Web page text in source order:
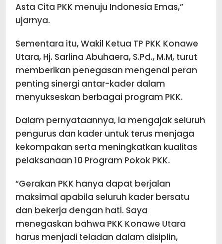
Asta Cita PKK menuju Indonesia Emas,”
ujarnya.
Sementara itu, Wakil Ketua TP PKK Konawe
Utara, Hj. Sarlina Abuhaera, S.Pd., M.M, turut
memberikan penegasan mengenai peran
penting sinergi antar-kader dalam
menyukseskan berbagai program PKK.
Dalam pernyataannya, ia mengajak seluruh
pengurus dan kader untuk terus menjaga
kekompakan serta meningkatkan kualitas
pelaksanaan 10 Program Pokok PKK.
“Gerakan PKK hanya dapat berjalan
maksimal apabila seluruh kader bersatu
dan bekerja dengan hati. Saya
menegaskan bahwa PKK Konawe Utara
harus menjadi teladan dalam disiplin,